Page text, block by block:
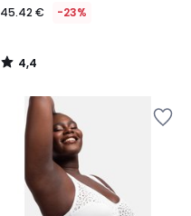
45.42 € -23%
4,4
/